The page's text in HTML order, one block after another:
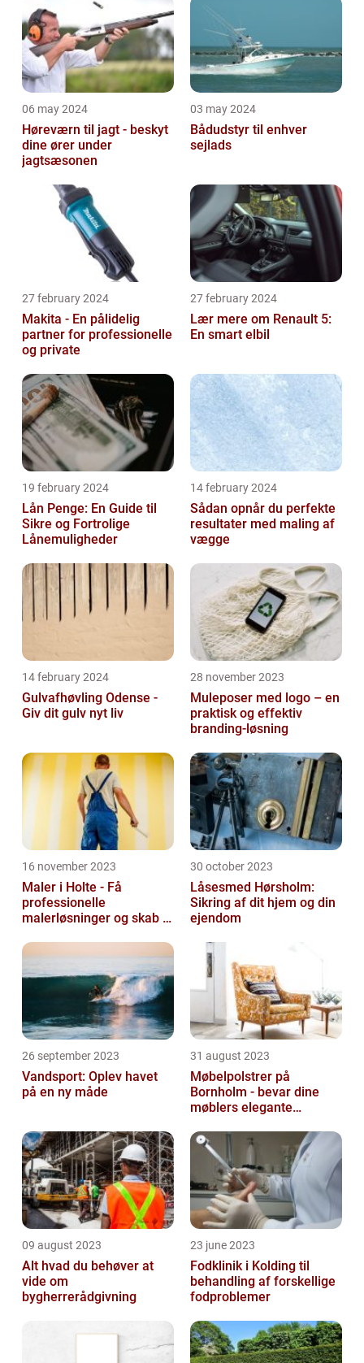
06 may 2024
Høreværn til jagt - beskyt
dine ører under
jagtsæsonen
03 may 2024
Bådudstyr til enhver
sejlads
27 february 2024
Makita - En pålidelig
partner for professionelle
og private
27 february 2024
Lær mere om Renault 5:
En smart elbil
19 february 2024
Lån Penge: En Guide til
Sikre og Fortrolige
Lånemuligheder
14 february 2024
Sådan opnår du perfekte
resultater med maling af
vægge
14 february 2024
Gulvafhøvling Odense -
Giv dit gulv nyt liv
28 november 2023
Muleposer med logo – en
praktisk og effektiv
branding-løsning
16 november 2023
Maler i Holte - Få
professionelle
malerløsninger og skab et
30 october 2023
Låsesmed Hørsholm:
Sikring af dit hjem og din
ejendom
26 september 2023
Vandsport: Oplev havet
på en ny måde
31 august 2023
Møbelpolstrer på
Bornholm - bevar dine
møblers elegante
09 august 2023
Alt hvad du behøver at
vide om
bygherrerådgivning
23 june 2023
Fodklinik i Kolding til
behandling af forskellige
fodproblemer